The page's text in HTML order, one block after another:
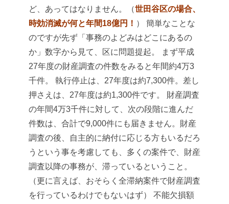
ど、あってはなりません。（世田谷区の場合、
時効消滅が何と年間18億円！ ）
簡単なことな
のですが先ず「事務のよどみはどこにあるの
か」数字から見て、区に問題提起。
まず平成
27年度の財産調査の件数をみると年間約4万3
千件。
執行停止は、27年度は約7,300件。差し
押さえは、27年度は約1,300件です。
財産調査
の年間4万3千件に対して、次の段階に進んだ
件数は、合計で9,000件にも届きません。財産
調査の後、自主的に納付に応じる方もいるだろ
うという事を考慮しても、多くの案件で、財産
調査以降の事務が、滞っているということ。
（更に言えば、おそらく全滞納案件で財産調査
を行っているわけでもないはず）
不能欠損額